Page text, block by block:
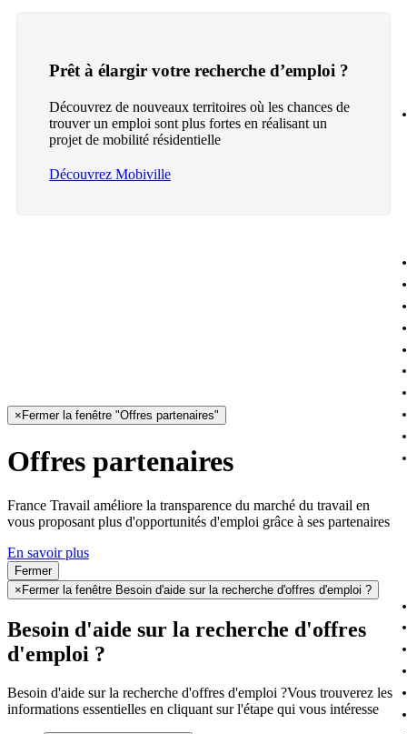
Prêt à élargir votre recherche d’emploi ?
Découvrez de nouveaux territoires où les chances de
trouver un emploi sont plus fortes en réalisant un
projet de mobilité résidentielle
Découvrez Mobiville
× Fermer la fenêtre "Offres partenaires"
Offres partenaires
France Travail améliore la transparence du marché du travail en
vous proposant plus d'opportunités d'emploi grâce à ses partenaires
En savoir plus
Fermer
× Fermer la fenêtre Besoin d'aide sur la recherche d'offres d'emploi ?
Besoin d'aide sur la recherche d'offres
d'emploi ?
Besoin d'aide sur la recherche d'offres d'emploi ?Vous trouverez les
informations essentielles en cliquant sur l'étape qui vous intéresse